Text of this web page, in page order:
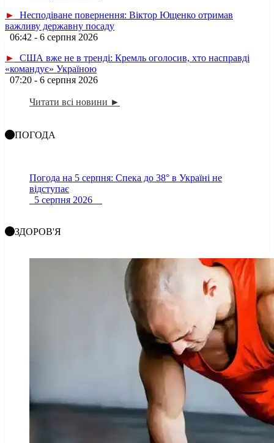
►
Несподіване повернення: Віктор Ющенко отримав
важливу державну посаду
06:42 - 6 серпня 2026
►
США вже не в тренді: Кремль оголосив, хто насправді
«командує» Україною
07:20 - 6 серпня 2026
Читати всі новини ►
ПОГОДА
Погода на 5 серпня: Спека до 38° в Україні не
відступає
5 серпня 2026
ЗДОРОВ'Я